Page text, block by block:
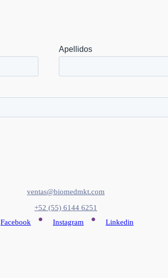
ventas@biomedmkt.com
+52 (55) 6144 6251
Facebook
• Instagram • Linkedin